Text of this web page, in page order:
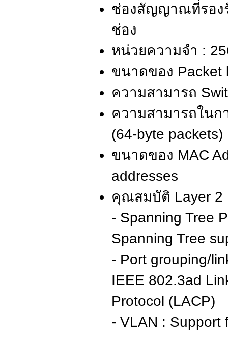
ช่องสัญญาณที่รอง
ช่อง
หน่วยความจำ :
ขนาดของ Packet
ความสามารถ
ความสามารถในก
(64-byte packets)
ขนาดของ MAC
addresses
คุณสมบัติ Layer 2
- Spanning Tree
Spanning Tree
- Port grouping/
IEEE 802.3ad
Protocol (LACP)
- VLAN : Support